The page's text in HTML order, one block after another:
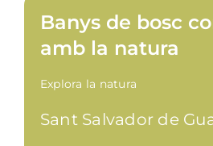
Banys de bosc
amb la natura
Explora la natura
Sant Salvador de